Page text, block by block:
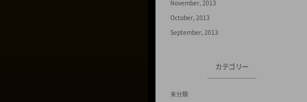
November, 2013
October, 2013
September, 2013
カテゴリー
未分類